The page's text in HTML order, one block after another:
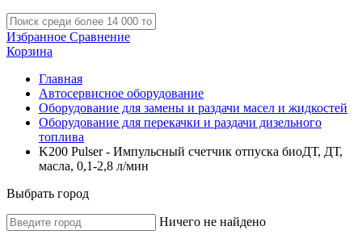
Избранное Сравнение
Корзина
Главная
Автосервисное оборудование
Оборудование для замены и раздачи масел и жидкостей
Оборудование для перекачки и раздачи дизельного
топлива
K200 Pulser - Импульсный счетчик отпуска биоДТ, ДТ,
масла, 0,1-2,8 л/мин
Выбрать город
Ничего не найдено